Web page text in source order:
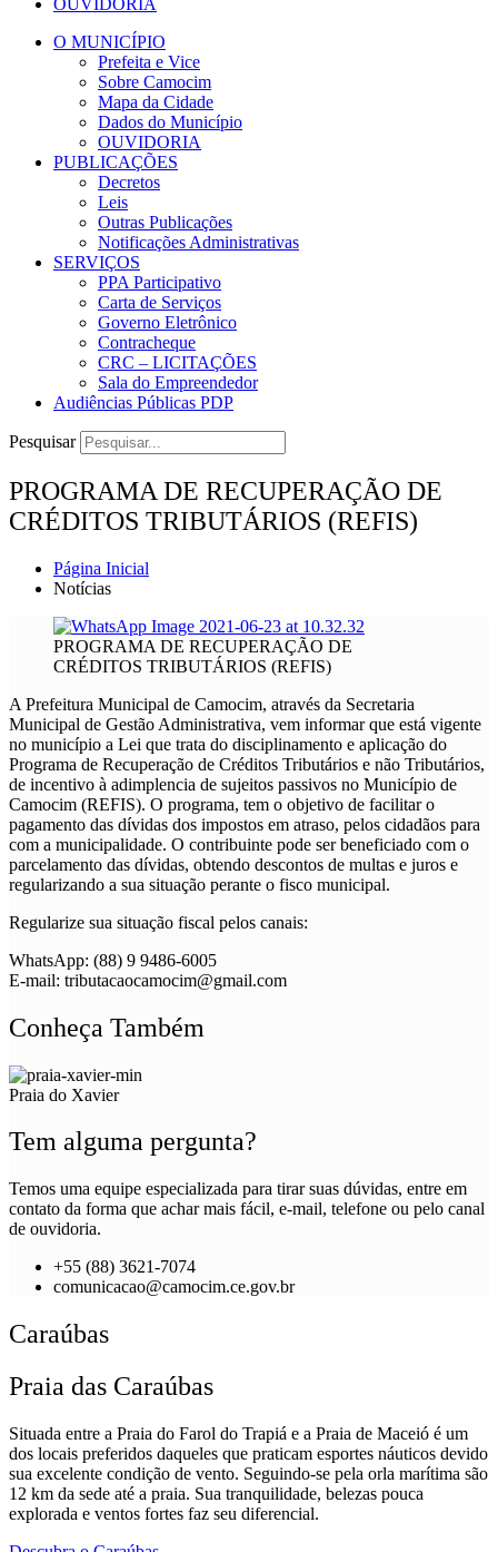
OUVIDORIA
O MUNICÍPIO
Prefeita e Vice
Sobre Camocim
Mapa da Cidade
Dados do Município
OUVIDORIA
PUBLICAÇÕES
Decretos
Leis
Outras Publicações
Notificações Administrativas
SERVIÇOS
PPA Participativo
Carta de Serviços
Governo Eletrônico
Contracheque
CRC – LICITAÇÕES
Sala do Empreendedor
Audiências Públicas PDP
Pesquisar
PROGRAMA DE RECUPERAÇÃO DE
CRÉDITOS TRIBUTÁRIOS (REFIS)
Página Inicial
Notícias
PROGRAMA DE RECUPERAÇÃO DE
CRÉDITOS TRIBUTÁRIOS (REFIS)
A Prefeitura Municipal de Camocim, através da Secretaria
Municipal de Gestão Administrativa, vem informar que está vigente
no município a Lei que trata do disciplinamento e aplicação do
Programa de Recuperação de Créditos Tributários e não Tributários,
de incentivo à adimplencia de sujeitos passivos no Município de
Camocim (REFIS). O programa, tem o objetivo de facilitar o
pagamento das dívidas dos impostos em atraso, pelos cidadãos para
com a municipalidade. O contribuinte pode ser beneficiado com o
parcelamento das dívidas, obtendo descontos de multas e juros e
regularizando a sua situação perante o fisco municipal.
Regularize sua situação fiscal pelos canais:
WhatsApp: (88) 9 9486-6005
E-mail: tributacaocamocim@gmail.com
Conheça Também
Praia do Xavier
Tem alguma pergunta?
Temos uma equipe especializada para tirar suas dúvidas, entre em
contato da forma que achar mais fácil, e-mail, telefone ou pelo canal
de ouvidoria.
+55 (88) 3621-7074
comunicacao@camocim.ce.gov.br
Caraúbas
Praia das Caraúbas
Situada entre a Praia do Farol do Trapiá e a Praia de Maceió é um
dos locais preferidos daqueles que praticam esportes náuticos devido
sua excelente condição de vento. Seguindo-se pela orla marítima são
12 km da sede até a praia. Sua tranquilidade, belezas pouca
explorada e ventos fortes faz seu diferencial.